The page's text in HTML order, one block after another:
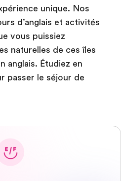
unique. Nos
d’anglais et activités
vous puissiez
naturelles de ces îles
anglais. Étudiez en
passer le séjour de